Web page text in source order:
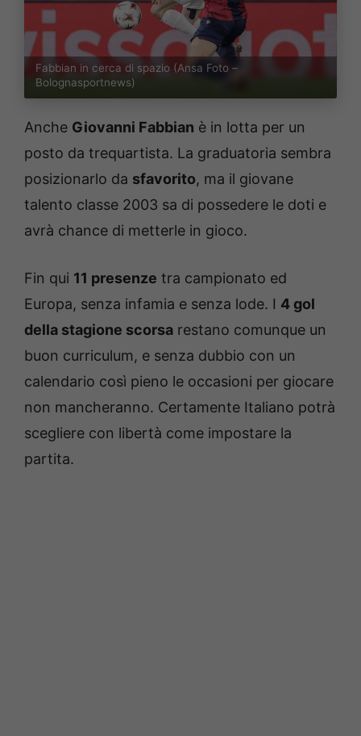
Fabbian in cerca di spazio (Ansa Foto –
Bolognasportnews)
Anche Giovanni Fabbian è in lotta per un
posto da trequartista. La graduatoria sembra
posizionarlo da sfavorito, ma il giovane
talento classe 2003 sa di possedere le doti e
avrà chance di metterle in gioco.
Fin qui 11 presenze tra campionato ed
Europa, senza infamia e senza lode. I 4 gol
della stagione scorsa restano comunque un
buon curriculum, e senza dubbio con un
calendario così pieno le occasioni per giocare
non mancheranno. Certamente Italiano potrà
scegliere con libertà come impostare la
partita.